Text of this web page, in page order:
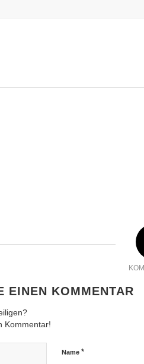
EINEN KOMMENTAR
Kommentar!
Name *